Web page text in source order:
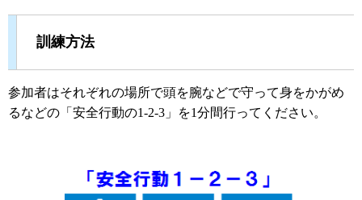
訓練方法
参加者はそれぞれの場所で頭を腕などで守って身をかがめ
るなどの「安全行動の1-2-3」を1分間行ってください。